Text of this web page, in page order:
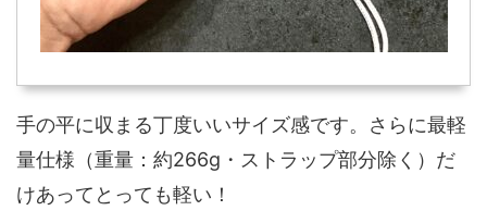
手の平に収まる丁度いいサイズ感です。さらに最軽
量仕様（重量：約266g・ストラップ部分除く）だ
けあってとっても軽い！